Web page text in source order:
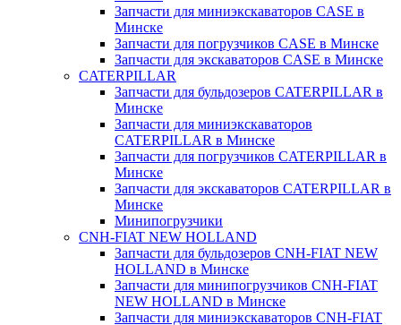
Запчасти для миниэкскаваторов CASE в
Минске
Запчасти для погрузчиков CASE в Минске
Запчасти для экскаваторов CASE в Минске
CATERPILLAR
Запчасти для бульдозеров CATERPILLAR в
Минске
Запчасти для миниэкскаваторов
CATERPILLAR в Минске
Запчасти для погрузчиков CATERPILLAR в
Минске
Запчасти для экскаваторов CATERPILLAR в
Минскe
Минипогрузчики
CNH-FIAT NEW HOLLAND
Запчасти для бульдозеров CNH-FIAT NEW
HOLLAND в Минске
Запчасти для минипогрузчиков CNH-FIAT
NEW HOLLAND в Минске
Запчасти для миниэкскаваторов CNH-FIAT